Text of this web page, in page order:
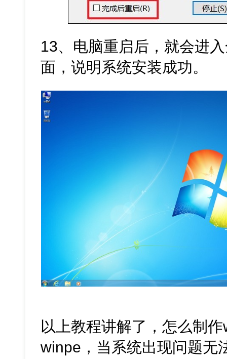
13、电脑重启后，就会进
面，说明系统安装成功。
以上教程讲解了，怎么制
winpe，当系统出现问题无